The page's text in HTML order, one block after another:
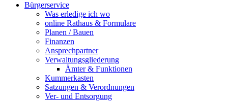
Bürgerservice
Was erledige ich wo
online Rathaus & Formulare
Planen / Bauen
Finanzen
Ansprechpartner
Verwaltungsgliederung
Ämter & Funktionen
Kummerkasten
Satzungen & Verordnungen
Ver- und Entsorgung